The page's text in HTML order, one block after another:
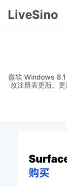
LiveSino
微软 Windows 8.1
改注册表更新、